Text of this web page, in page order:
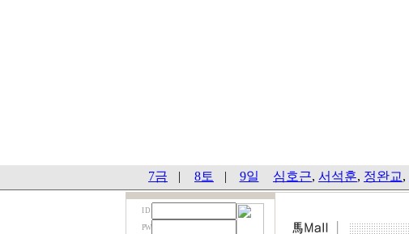
7금 | 8토 | 9일 심호근, 서석훈, 정완교,
I D
PW